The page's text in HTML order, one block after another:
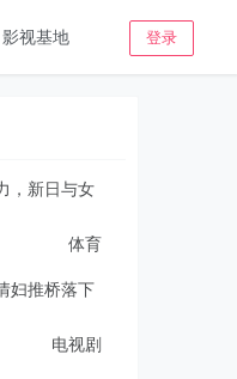
影视基地 登录
，新日与女
体育
妇推桥落下
电视剧